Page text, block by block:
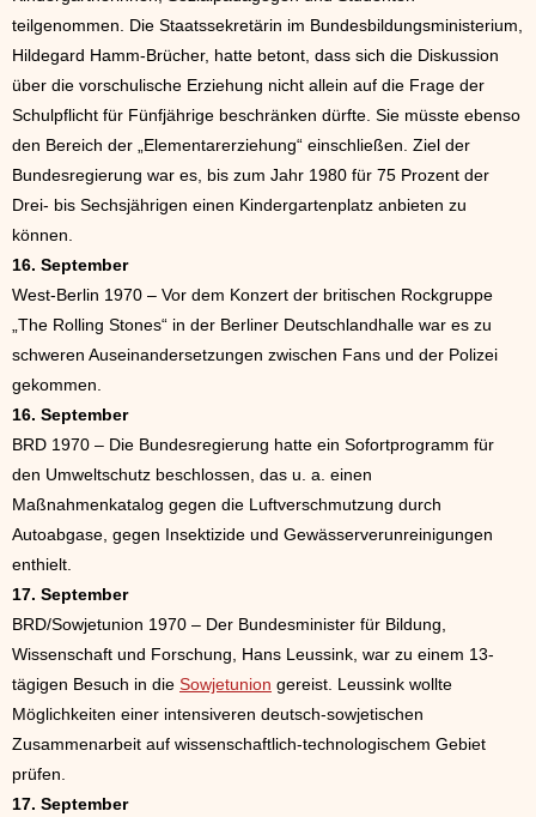
teilgenommen. Die Staatssekretärin im Bundesbildungsministerium,
Hildegard Hamm-Brücher, hatte betont, dass sich die Diskussion
über die vorschulische Erziehung nicht allein auf die Frage der
Schulpflicht für Fünfjährige beschränken dürfte. Sie müsste ebenso
den Bereich der „Elementarerziehung“ einschließen. Ziel der
Bundesregierung war es, bis zum Jahr 1980 für 75 Prozent der
Drei- bis Sechsjährigen einen Kindergartenplatz anbieten zu
können.
16. September
West-Berlin 1970 – Vor dem Konzert der britischen Rockgruppe
„The Rolling Stones“ in der Berliner Deutschlandhalle war es zu
schweren Auseinandersetzungen zwischen Fans und der Polizei
gekommen.
16. September
BRD 1970 – Die Bundesregierung hatte ein Sofortprogramm für
den Umweltschutz beschlossen, das u. a. einen
Maßnahmenkatalog gegen die Luftverschmutzung durch
Autoabgase, gegen Insektizide und Gewässerverunreinigungen
enthielt.
17. September
BRD/Sowjetunion 1970 – Der Bundesminister für Bildung,
Wissenschaft und Forschung, Hans Leussink, war zu einem 13-
tägigen Besuch in die Sowjetunion gereist. Leussink wollte
Möglichkeiten einer intensiveren deutsch-sowjetischen
Zusammenarbeit auf wissenschaftlich-technologischem Gebiet
prüfen.
17. September